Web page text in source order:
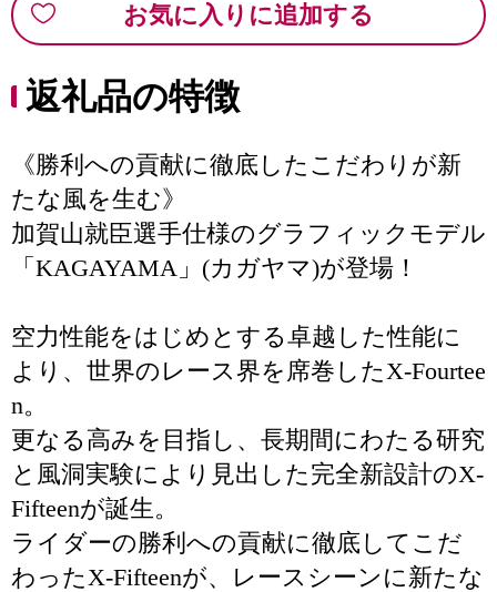
お気に入りに追加する
返礼品の特徴
《勝利への貢献に徹底したこだわりが新
たな風を生む》
加賀山就臣選手仕様のグラフィックモデル
「KAGAYAMA」(カガヤマ)が登場！
空力性能をはじめとする卓越した性能に
より、世界のレース界を席巻したX-Fourtee
n。
更なる高みを目指し、長期間にわたる研究
と風洞実験により見出した完全新設計のX-
Fifteenが誕生。
ライダーの勝利への貢献に徹底してこだ
わったX-Fifteenが、レースシーンに新たな